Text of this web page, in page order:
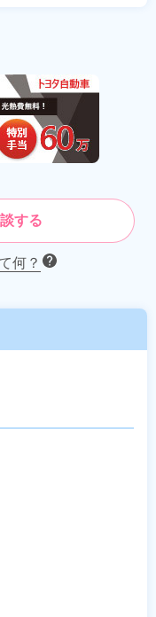
する
何？